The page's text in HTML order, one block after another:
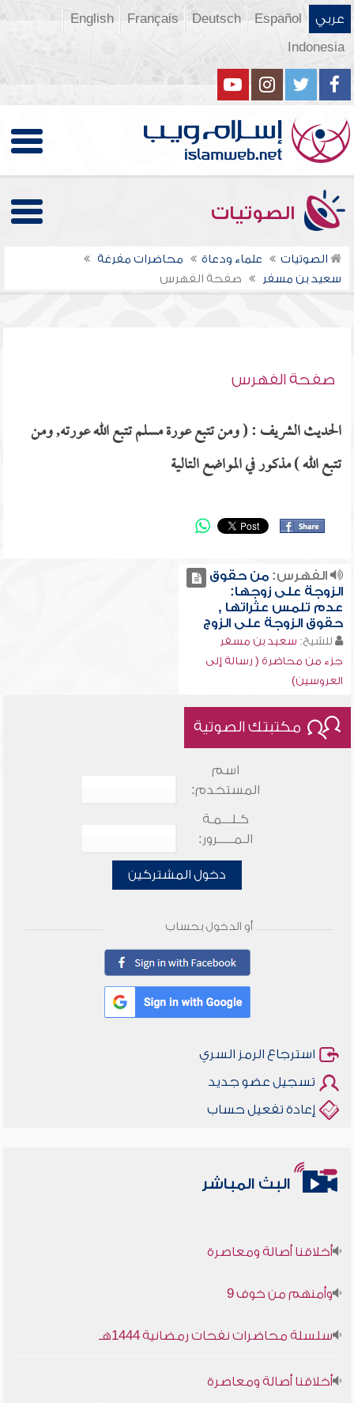
عربي Español
Deutsch
Français
English
Indonesia
الصوتيات
الصوتيات علماء ودعاة
محاضرات مفرغة
سعيد بن مسفر
صفحة الفهرس
صفحة الفهرس
الحديث الشريف : ( ومن تتبع عورة مسلم تتبع الله عورته, ومن
تتبع الله ) مذكور في المواضع التالية
الفهرس:من حقوق
الزوجة على زوجها:
عدم تلمس عثراتها ,
حقوق الزوجة على الزوج
للشيخ: سعيد بن مسفر
جزء من محاضرة ( رسالة إلى
العروسين)
مكتبتك الصوتية
اسم
المستخدم:
كـلـــمـة
الـمـــــرور:
دخول المشتركين
أو الدخول بحساب
استرجاع الرمز السري
تسجيل عضو جديد
إعادة تفعيل حساب
البث المباشر
أخلاقنا أصالة ومعاصرة
وأمنهم من خوف 9
سلسلة محاضرات نفحات رمضانية 1444هـ
أخلاقنا أصالة ومعاصرة